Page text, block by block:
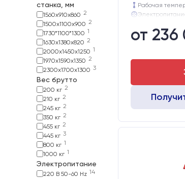
станка, мм
1560х910х860 2
1500х1100х900 2
1730*1100*1300 1
1630х1380х820 2
2000х1450х1250 1
1970х1590х1350 2
2300х1700х1300 3
Вес брутто
200 кг 2
210 кг 2
245 кг 2
350 кг 2
455 кг 2
445 кг 3
800 кг 1
1000 кг 1
Электропитание
220 В 50-60 Hz 14
Рабочая
Глубина
Направляющие
от